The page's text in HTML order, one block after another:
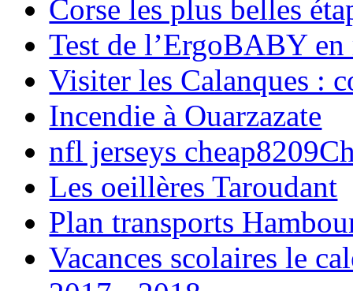
Corse les plus belles
Test de l’ErgoBABY en
Visiter les Calanques :
Incendie à Ouarzazate
nfl jerseys
Les oeillères Taroudant
Plan transports
Vacances scolaires le